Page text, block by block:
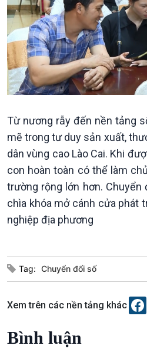
Văn hoá & Du lịch
Tin Văn hoá & Du lịch
Câu chuyện Thể thao
Từ nương rẫy đến nền tảng
mẽ trong tư duy sản xuất,
dân vùng cao Lào Cai. Khi
con hoàn toàn có thể làm
trường rộng lớn hơn.
chìa khóa mở cánh cửa phát
nghiệp địa phương
Tag: Chuyển đổi số
Xem trên các nền tảng khác
Bình luận